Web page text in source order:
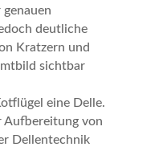
deutliche
Kratzern und
sichtbar
eine Delle.
Aufbereitung von
Dellentechnik